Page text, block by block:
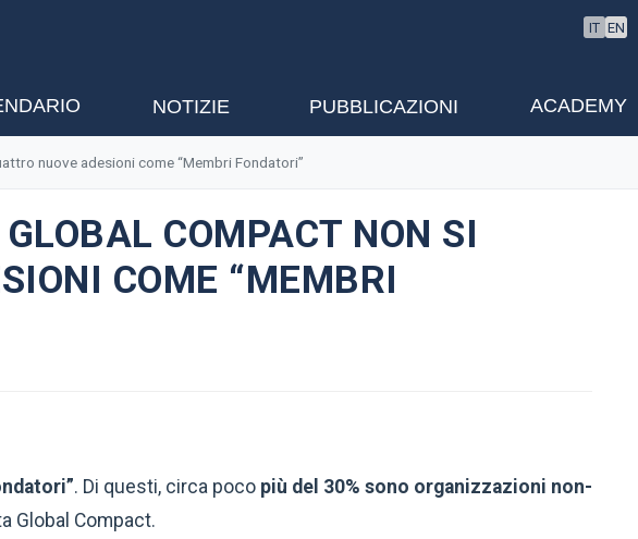
NOTIZIE PUBBLICAZIONI ACADEMY
IT EN
nuove adesioni come “Membri Fondatori”
COMPACT NON SI
COME “MEMBRI
. Di questi, circa poco più del 30% sono organizzazioni non-
Global Compact.